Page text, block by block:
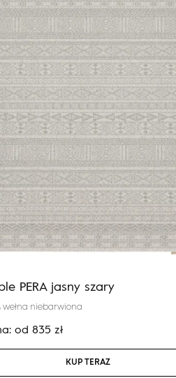
PERA jasny szary
wełna niebarwiona
od 835 zł
KUP TERAZ